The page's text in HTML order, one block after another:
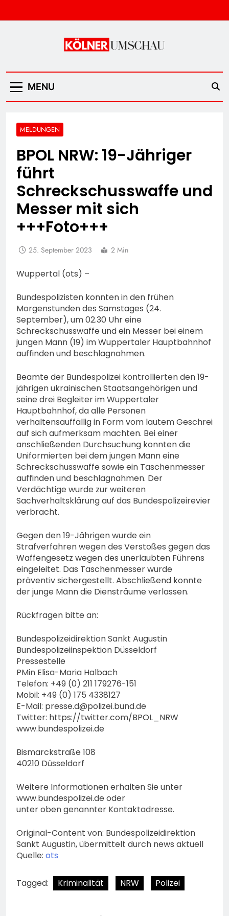
to
Kölner Umschau
MENU
MELDUNGEN
BPOL NRW: 19-Jähriger
führt
Schreckschusswaffe und
Messer mit sich
+++Foto+++
25. September 2023 2 Min
Wuppertal (ots) –
Bundespolizisten konnten in den frühen
Morgenstunden des Samstages (24.
September), um 02.30 Uhr eine
Schreckschusswaffe und ein Messer bei einem
jungen Mann (19) im Wuppertaler Hauptbahnhof
auffinden und beschlagnahmen.
Beamte der Bundespolizei kontrollierten den 19-
jährigen ukrainischen Staatsangehörigen und
seine drei Begleiter im Wuppertaler
Hauptbahnhof, da alle Personen
verhaltensauffällig in Form vom lautem Geschrei
auf sich aufmerksam machten. Bei einer
anschließenden Durchsuchung konnten die
Uniformierten bei dem jungen Mann eine
Schreckschusswaffe sowie ein Taschenmesser
auffinden und beschlagnahmen. Der
Verdächtige wurde zur weiteren
Sachverhaltsklärung auf das Bundespolizeirevier
verbracht.
Gegen den 19-Jährigen wurde ein
Strafverfahren wegen des Verstoßes gegen das
Waffengesetz wegen des unerlaubten Führens
eingeleitet. Das Taschenmesser wurde
präventiv sichergestellt. Abschließend konnte
der junge Mann die Diensträume verlassen.
Rückfragen bitte an:
Bundespolizeidirektion Sankt Augustin
Bundespolizeiinspektion Düsseldorf
Pressestelle
PMin Elisa-Maria Halbach
Telefon: +49 (0) 211 179276-151
Mobil: +49 (0) 175 4338127
E-Mail: presse.d@polizei.bund.de
Twitter: https://twitter.com/BPOL_NRW
www.bundespolizei.de
Bismarckstraße 108
40210 Düsseldorf
Weitere Informationen erhalten Sie unter
www.bundespolizei.de oder
unter oben genannter Kontaktadresse.
Original-Content von: Bundespolizeidirektion
Sankt Augustin, übermittelt durch news aktuell
Quelle: ots
Tagged: Kriminalität NRW Polizei